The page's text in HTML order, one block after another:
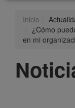
Inicio
¿Cómo
en mi